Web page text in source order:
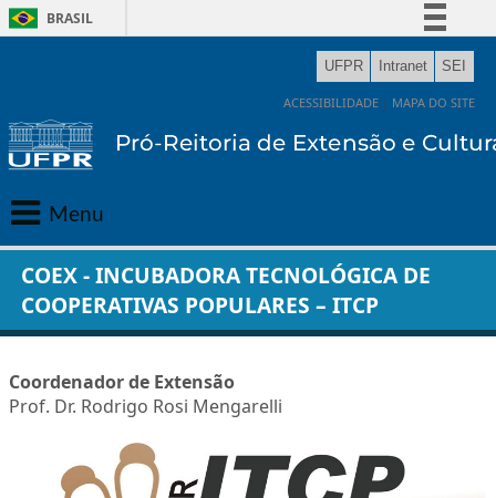
BRASIL
Simplifique!
Comunica BR
Acesso à informação
UFPR Intranet SEI
ACESSIBILIDADE | MAPA DO SITE
Menu
Principal
Gabinete
Extensão
Editora
COEX - INCUBADORA TECNOLÓGICA DE
COOPERATIVAS POPULARES – ITCP
Coordenador de Extensão
Prof. Dr. Rodrigo Rosi Mengarelli